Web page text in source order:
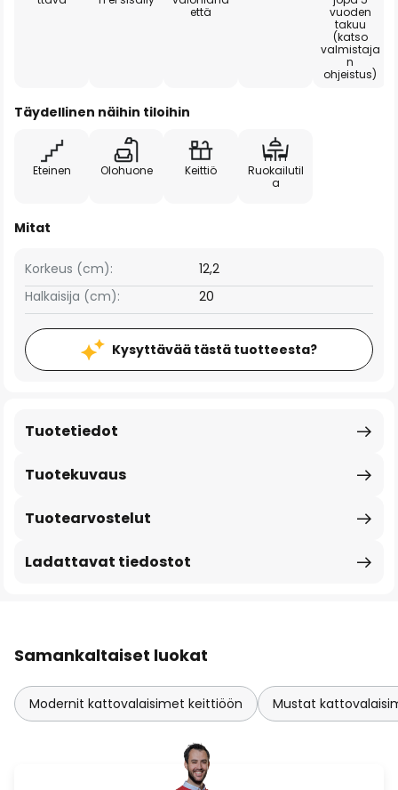
että
vuoden
takuu
(katso
valmistaja
n
ohjeistus)
Täydellinen näihin tiloihin
Eteinen Olohuone Keittiö
Ruokailutil
a
Mitat
Korkeus (cm):
12,2
Halkaisija (cm):
20
Kysyttävää tästä tuotteesta?
Tuotekuvaus
Tuotetiedot
Tuotearvostelut
Ladattavat tiedostot
Samankaltaiset luokat
Modernit kattovalaisimet keittiöön Mustat